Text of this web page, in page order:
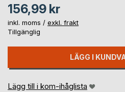
156,99 kr
inkl. moms / exkl. frakt
Tillgänglig
LÄGG I
Lägg till i kom-ihåglista